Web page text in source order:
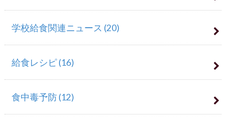
学校給食関連ニュース (20)
給食レシピ(16)
食中毒予防(12)